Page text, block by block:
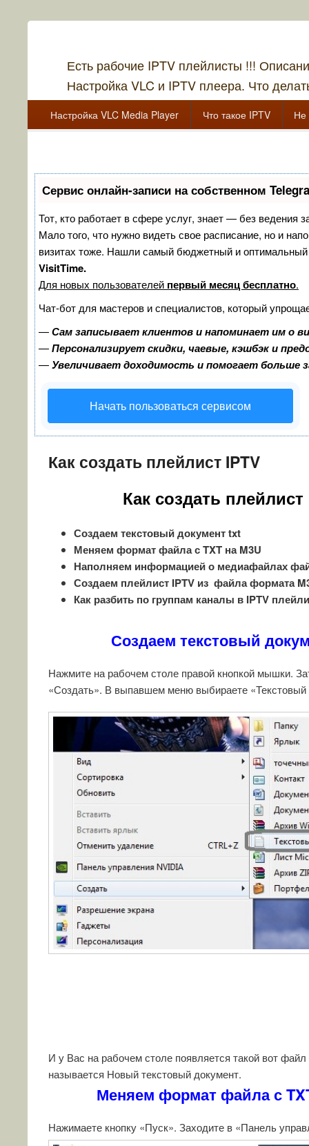
Есть рабочие IPTV плейлисты !!!
Настройка VLC и IPTV плеера. Что
Главное меню
Перейти к основному содержанию
Перейти к дополнительному содержимому
Настройка VLC Media Player Что такое IPTV Не
Сервис онлайн-записи на собственном
Тот, кто работает в сфере услуг, знает — без ведения
Мало того, что нужно видеть свое расписание, но и
визитах тоже. Нашли самый бюджетный и
VisitTime.
Для новых пользователей первый месяц бесплатно.
Чат-бот для мастеров и специалистов, который
—Сам записывает клиентов и напоминает им о
—Персонализирует скидки, чаевые, кэшбэк и
—Увеличивает доходимость и помогает больше
Начать пользоваться сервисом
Как создать плейлист IPTV
Как создать плейлист
Создаем текстовый документ txt
Меняем формат файла с TXT на M3U
Наполняем информацией о медиафайлах
Создаем плейлист IPTV из файла формата
Как разбить по группам каналы в IPTV
Создаем текстовый
Нажмите на рабочем столе правой кнопкой мышки.
«Создать». В выпавшем меню выбираете «Текстовый
И у Вас на рабочем столе появляется такой вот файл
называется Новый текстовый документ.
Меняем формат файла с
Нажимаете кнопку «Пуск». Заходите в «Панель